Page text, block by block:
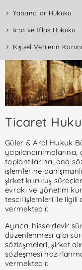
Yabancılar Hukuku
İcra ve İflas Hukuku
Kişisel Verilerin
Ticaret
Güler & Aral Hukuk
toplantılarına, ana
işlemlerine
şirket kuruluş
evrakı ve yönetim
tescil işlemleri ile
vermektedir.
Ayrıca, hisse devir
düzenlenmesi gibi
sözleşmeleri, şirket
sözleşmesi
vermektedir.